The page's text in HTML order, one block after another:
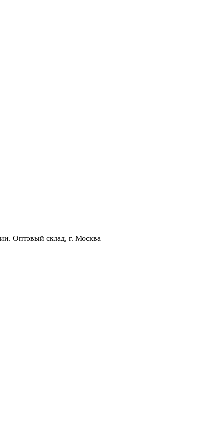
Оптовый склад, г. Москва